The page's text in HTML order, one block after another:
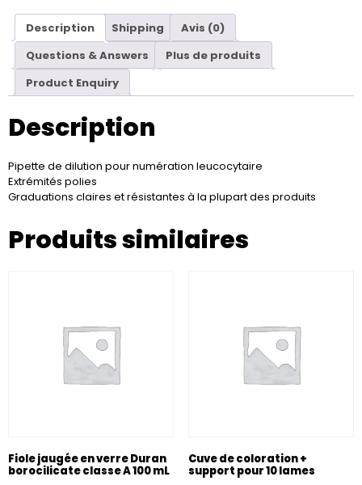
Description Shipping
Avis (0)
Questions & Answers
Plus de produits
Product Enquiry
Description
Pipette de dilution pour numération leucocytaire
Extrémités polies
Graduations claires et résistantes à la plupart des produits
Produits similaires
Fiole jaugée en verre Duran
borocilicate classe A 100 mL
Cuve de coloration +
support pour 10 lames